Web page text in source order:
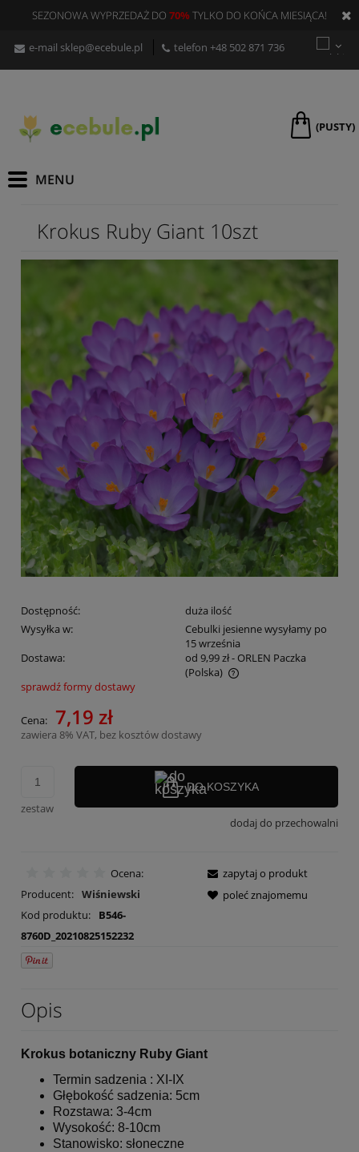
SEZONOWA WYPRZEDAŻ DO 70%TYLKO DO KOŃCA MIESIĄCA!
e-mail sklep@ecebule.pl telefon +48 502 871 736
(PUSTY)
Krokus Ruby Giant 10szt
Dostępność:
duża ilość
Wysyłka w:
Cebulki jesienne wysyłamy po
15 września
Dostawa:
od 9,99 zł- ORLEN Paczka
(Polska)
Cena nie zawiera ewentualnych kosztów płatności
sprawdź formy dostawy
Cena: 7,19 zł
zawiera 8% VAT, bez kosztów dostawy
zestaw
DO KOSZYKA
dodaj do przechowalni
Ocena:
Producent: Wiśniewski
Kod produktu:
B546-
8760D_20210825152232
zapytaj o produkt
poleć znajomemu
Opis
Krokus botaniczny Ruby Giant
Termin sadzenia : XI-IX
Głębokość sadzenia: 5cm
Rozstawa: 3-4cm
Wysokość: 8-10cm
Stanowisko: słoneczne